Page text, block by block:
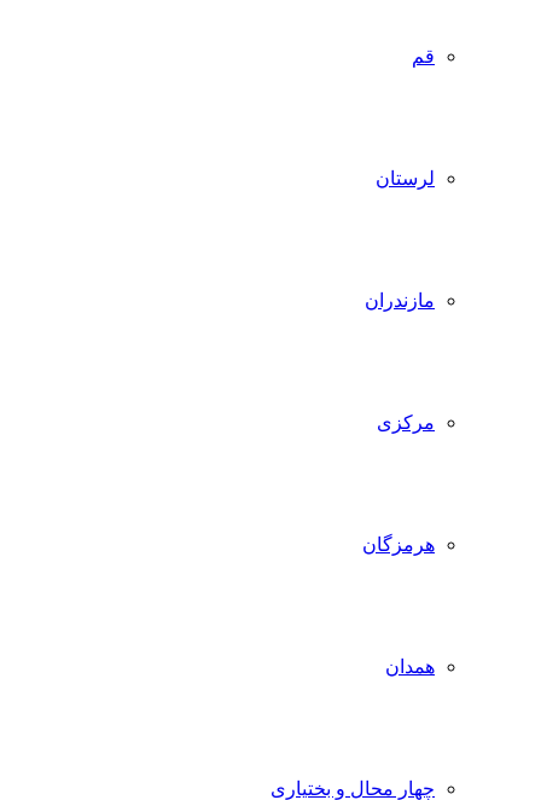
قم
لرستان
مازندران
مرکزی
هرمزگان
همدان
چهار محال و بختیاری